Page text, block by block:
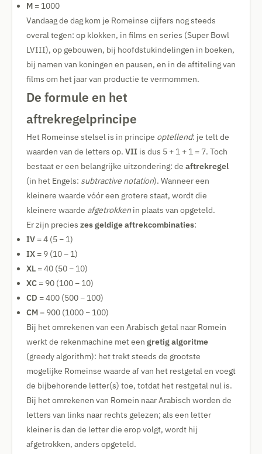
M = 1000
Vandaag de dag kom je Romeinse cijfers nog steeds
overal tegen: op klokken, in films en series (Super Bowl
LVIII), op gebouwen, bij hoofdstukindelingen in boeken,
bij namen van koningen en pausen, en in de aftiteling van
films om het jaar van productie te vermommen.
De formule en het
aftrekregelprincipe
Het Romeinse stelsel is in principe optellend: je telt de
waarden van de letters op. VII is dus 5 + 1 + 1 = 7. Toch
bestaat er een belangrijke uitzondering: de aftrekregel
(in het Engels: subtractive notation). Wanneer een
kleinere waarde vóór een grotere staat, wordt die
kleinere waarde afgetrokken in plaats van opgeteld.
Er zijn precies zes geldige aftrekcombinaties:
IV = 4 (5 − 1)
IX = 9 (10 − 1)
XL = 40 (50 − 10)
XC = 90 (100 − 10)
CD = 400 (500 − 100)
CM = 900 (1000 − 100)
Bij het omrekenen van een Arabisch getal naar Romein
werkt de rekenmachine met een gretig algoritme
(greedy algorithm): het trekt steeds de grootste
mogelijke Romeinse waarde af van het restgetal en voegt
de bijbehorende letter(s) toe, totdat het restgetal nul is.
Bij het omrekenen van Romein naar Arabisch worden de
letters van links naar rechts gelezen; als een letter
kleiner is dan de letter die erop volgt, wordt hij
afgetrokken, anders opgeteld.